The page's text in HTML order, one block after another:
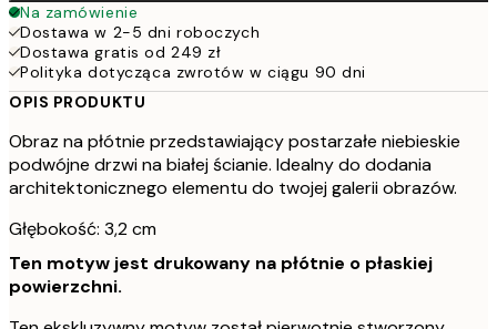
Na zamówienie
Dostawa w 2-5 dni roboczych
Dostawa gratis od 249 zł
Polityka dotycząca zwrotów w ciągu 90 dni
OPIS PRODUKTU
Obraz na płótnie przedstawiający postarzałe niebieskie
podwójne drzwi na białej ścianie. Idealny do dodania
architektonicznego elementu do twojej galerii obrazów.
Głębokość: 3,2 cm
Ten motyw jest drukowany na płótnie o płaskiej
powierzchni.